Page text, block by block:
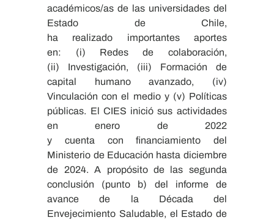
académicos/as de las universidades del
Estado de Chile,
ha realizado importantes aportes
en: (i) Redes de colaboración,
(ii) Investigación, (iii) Formación de
capital humano avanzado, (iv)
Vinculación con el medio y (v) Políticas
públicas. El CIES inició sus actividades
en enero de 2022
y cuenta con financiamiento del
Ministerio de Educación hasta diciembre
de 2024. A propósito de las segunda
conclusión (punto b) del informe de
avance de la Década del
Envejecimiento Saludable, el Estado de